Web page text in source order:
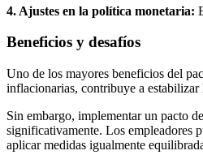
4. Ajustes en la política monetaria:
Beneficios y desafíos
Uno de los mayores beneficios del
inflacionarias, contribuye a estabilizar
Sin embargo, implementar un pacto
significativamente. Los empleadores
aplicar medidas igualmente